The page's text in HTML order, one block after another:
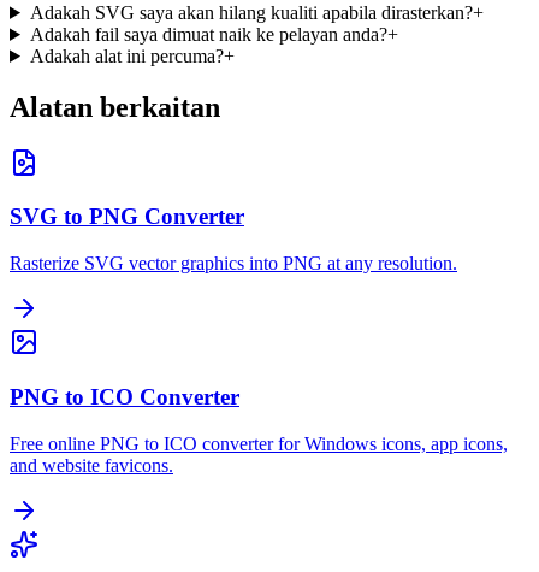
Adakah SVG saya akan hilang kualiti apabila dirasterkan?+
Adakah fail saya dimuat naik ke pelayan anda?+
Adakah alat ini percuma?+
Alatan berkaitan
SVG to PNG Converter
Rasterize SVG vector graphics into PNG at any resolution.
PNG to ICO Converter
Free online PNG to ICO converter for Windows icons, app icons,
and website favicons.